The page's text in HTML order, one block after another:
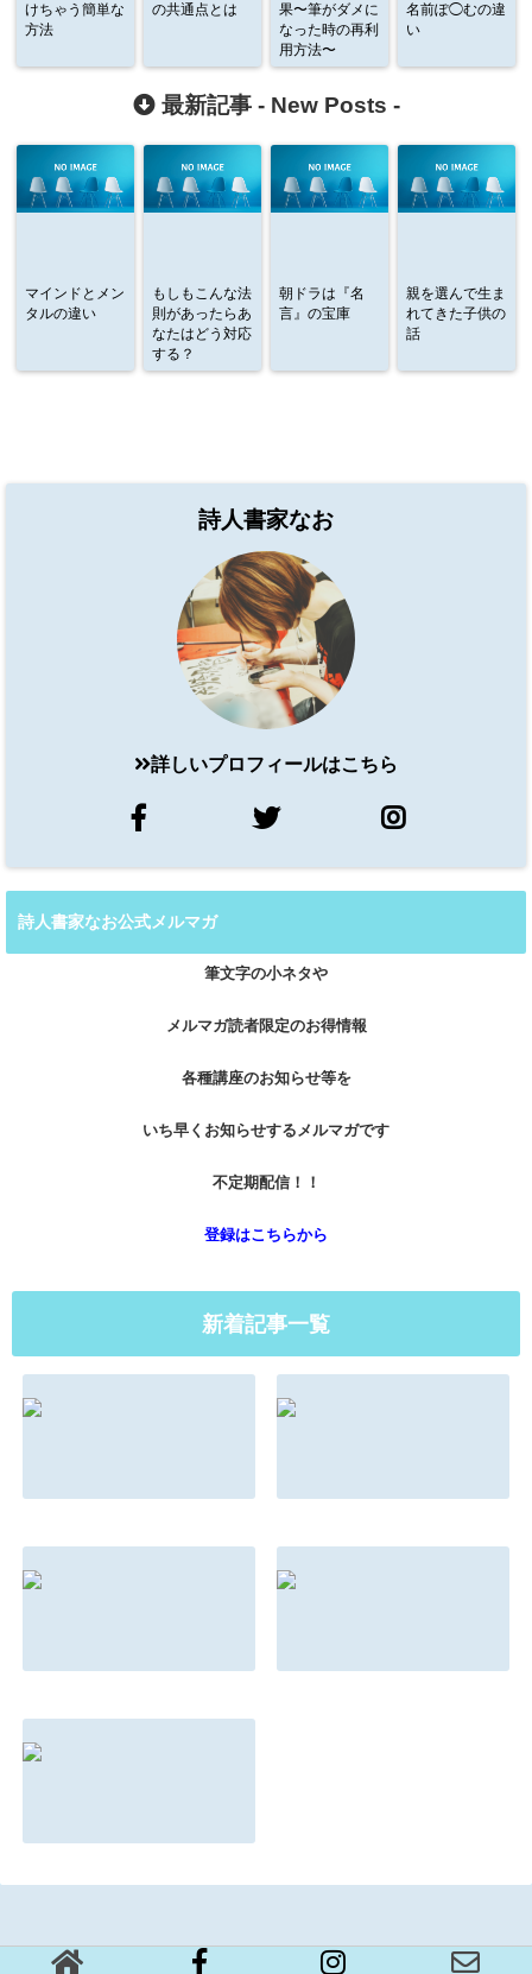
けちゃう簡単な
方法
の共通点とは
果〜筆がダメに
なった時の再利
用方法〜
名前ぽ◯むの違
い
最新記事 - New Posts -
マインドとメン
タルの違い
もしもこんな法
則があったらあ
なたはどう対応
する？
朝ドラは『名
言』の宝庫
親を選んで生ま
れてきた子供の
話
詩人書家なお
詳しいプロフィールはこちら
詩人書家なお公式メルマガ
筆文字の小ネタや
メルマガ読者限定のお得情報
各種講座のお知らせ等を
いち早くお知らせするメルマガです
不定期配信！！
登録はこちらから
新着記事一覧
はどう対応する？
2022.08.31